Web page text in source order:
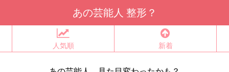
あの芸能人 整形？
人気順 新着